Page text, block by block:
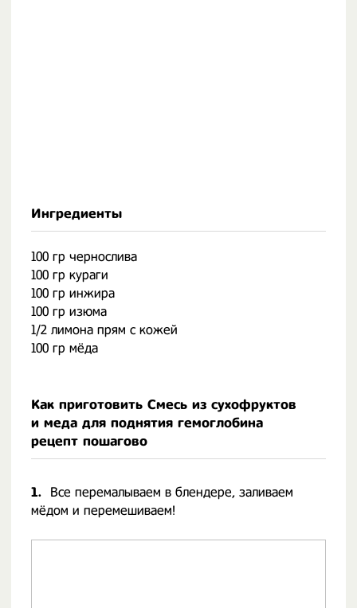
Ингредиенты
100 гр чернослива
100 гр кураги
100 гр инжира
100 гр изюма
1/2 лимона прям с кожей
100 гр мёда
Как приготовить Смесь из сухофруктов
и меда для поднятия гемоглобина
рецепт пошагово
1.
Все перемалываем в блендере, заливаем
мёдом и перемешиваем!